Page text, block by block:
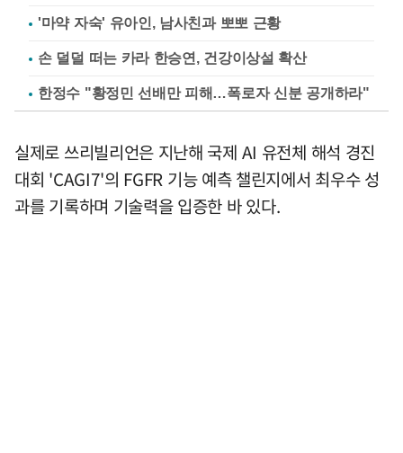
'마약 자숙' 유아인, 남사친과 뽀뽀 근황
손 덜덜 떠는 카라 한승연, 건강이상설 확산
한정수 "황정민 선배만 피해…폭로자 신분 공개하라"
실제로 쓰리빌리언은 지난해 국제 AI 유전체 해석 경진
대회 'CAGI7'의 FGFR 기능 예측 챌린지에서 최우수 성
과를 기록하며 기술력을 입증한 바 있다.